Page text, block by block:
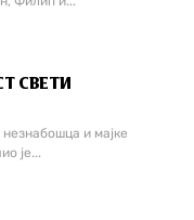
СВЕТИ
и мајке
је...